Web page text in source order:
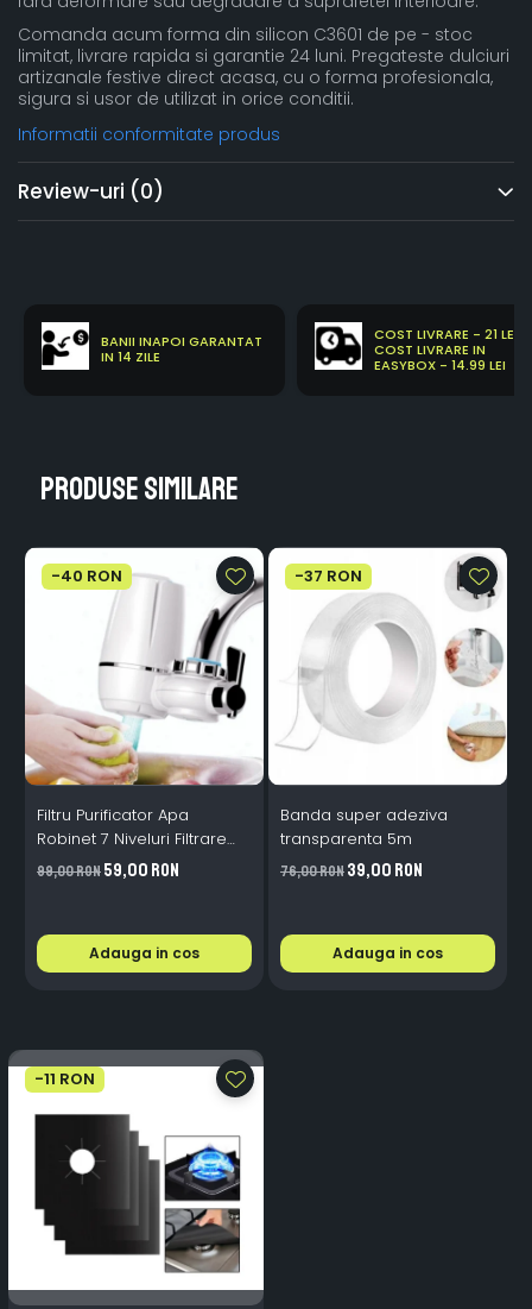
Comanda acum forma din silicon C3601 de pe - stoc
limitat, livrare rapida si garantie 24 luni. Pregateste dulciuri
artizanale festive direct acasa, cu o forma profesionala,
sigura si usor de utilizat in orice conditii.
Informatii conformitate produs
Review-uri (0)
BANII INAPOI GARANTAT
IN 14 ZILE
COST LIVRARE - 21 LEI
COST LIVRARE IN
EASYBOX - 14.99 LEI
Produse similare
-40 RON
Filtru Purificator Apa
Robinet 7 Niveluri Filtrare
Ceramice 2L/min
99,00 RON59,00 RON
Adauga in cos
-37 RON
Banda super adeziva
transparenta 5m
76,00 RON39,00 RON
Adauga in cos
-11 RON